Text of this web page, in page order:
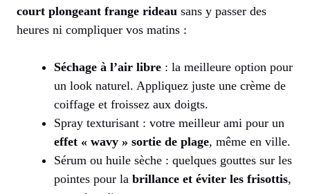
court plongeant frange rideau sans y passer des
heures ni compliquer vos matins :
Séchage à l’air libre : la meilleure option pour
un look naturel. Appliquez juste une crème de
coiffage et froissez aux doigts.
Spray texturisant : votre meilleur ami pour un
effet « wavy » sortie de plage, même en ville.
Sérum ou huile sèche : quelques gouttes sur les
pointes pour la brillance et éviter les frisottis,